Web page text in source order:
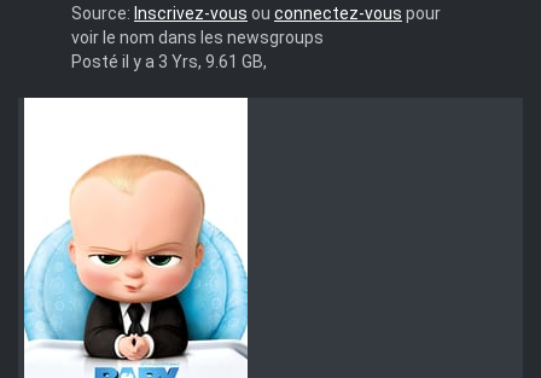
Death
Island
Source: Inscrivez-vous ou connectez-vous pour
voir le nom dans les newsgroups
Posté il y a 3 Yrs, 9.61 GB,